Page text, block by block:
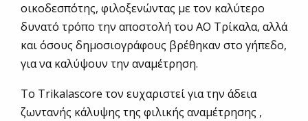
οικοδεσπότης, φιλοξενώντας με τον καλύτερο
δυνατό τρόπο την αποστολή του ΑΟ Τρίκαλα, αλλά
και όσους δημοσιογράφους βρέθηκαν στο γήπεδο,
για να καλύψουν την αναμέτρηση.
Το Τrikalascore τον ευχαριστεί για την άδεια
ζωντανής κάλυψης της φιλικής αναμέτρησης ,